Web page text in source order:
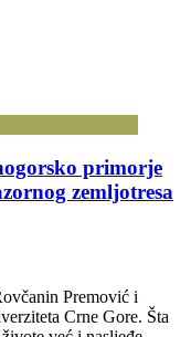
primorje
zemljotresa
Premović i
Crne Gore. Šta